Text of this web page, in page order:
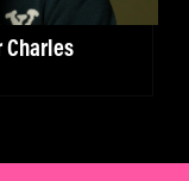
Charles